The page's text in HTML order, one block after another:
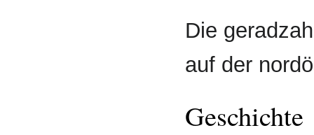
Die
auf der
Geschichte